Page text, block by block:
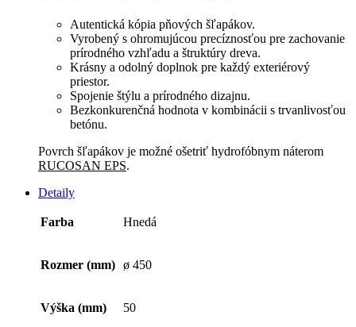
Autentická kópia pňových šľapákov.
Vyrobený s ohromujúcou precíznosťou pre zachovanie
prírodného vzhľadu a štruktúry dreva.
Krásny a odolný doplnok pre každý exteriérový
priestor.
Spojenie štýlu a prírodného dizajnu.
Bezkonkurenčná hodnota v kombinácii s trvanlivosťou
betónu.
Povrch šľapákov je možné ošetriť hydrofóbnym náterom
RUCOSAN EPS.
Detaily
Farba Hnedá
Rozmer (mm) ø 450
Výška (mm) 50